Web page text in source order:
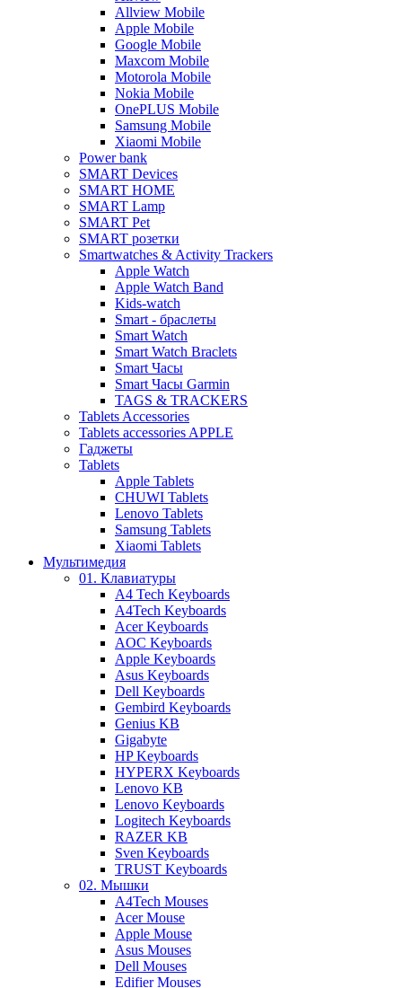
Allview Mobile
Apple Mobile
Google Mobile
Maxcom Mobile
Motorola Mobile
Nokia Mobile
OnePLUS Mobile
Samsung Mobile
Xiaomi Mobile
Power bank
SMART Devices
SMART HOME
SMART Lamp
SMART Pet
SMART розетки
Smartwatches & Activity Trackers
Apple Watch
Apple Watch Band
Kids-watch
Smart - браслеты
Smart Watch
Smart Watch Braclets
Smart Часы
Smart Часы Garmin
TAGS & TRACKERS
Tablets Accessories
Tablets accessories APPLE
Гаджеты
Tablets
Apple Tablets
CHUWI Tablets
Lenovo Tablets
Samsung Tablets
Xiaomi Tablets
Мультимедия
01. Клавиатуры
A4 Tech Keyboards
A4Tech Keyboards
Acer Keyboards
AOC Keyboards
Apple Keyboards
Asus Keyboards
Dell Keyboards
Gembird Keyboards
Genius KB
Gigabyte
HP Keyboards
HYPERX Keyboards
Lenovo KB
Lenovo Keyboards
Logitech Keyboards
RAZER KB
Sven Keyboards
TRUST Keyboards
02. Мышки
A4Tech Mouses
Acer Mouse
Apple Mouse
Asus Mouses
Dell Mouses
Edifier Mouses